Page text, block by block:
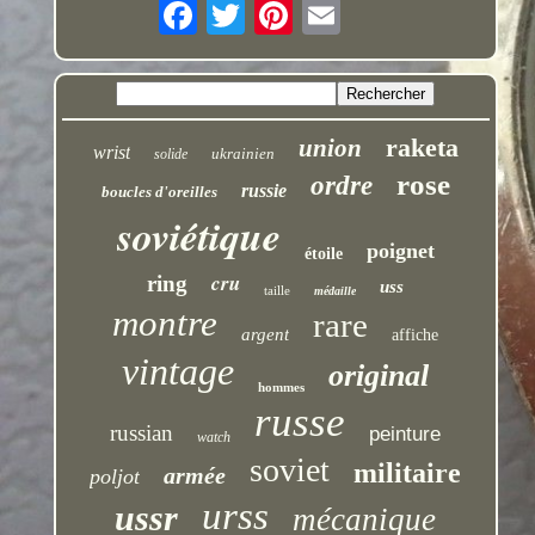
wrist solide ukrainien union raketa
boucles d'oreilles russie ordre rose
soviétique étoile poignet
ring cru taille médaille uss
montre argent rare affiche
vintage hommes original
russian watch russe peinture
poljot armée soviet militaire
ussr urss mécanique